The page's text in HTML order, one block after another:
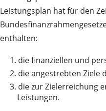
Leistungsplan hat für den
enthalten:
1. die finanziellen und
2. die angestrebten Ziele
3. die zur Zielerreichung
Leistungen.